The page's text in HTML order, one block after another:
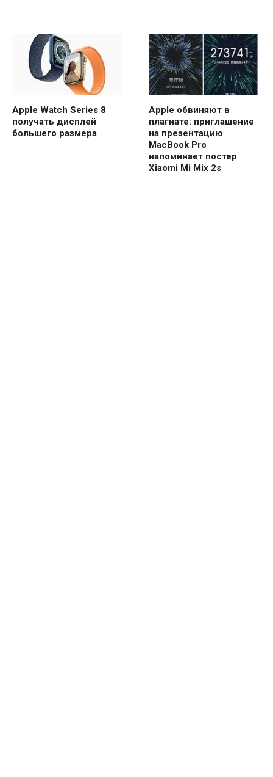
Apple Watch Series 8
получать дисплей
большего размера
Apple обвиняют в
плагиате: приглашение
на презентацию
MacBook Pro
напоминает постер
Xiaomi Mi Mix 2s